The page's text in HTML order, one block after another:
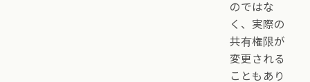
のではな
く、実際の
共有権限が
変更される
こともあり